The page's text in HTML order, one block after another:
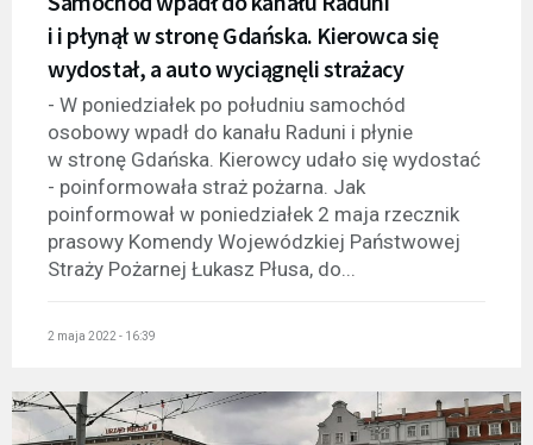
i i płynął w stronę Gdańska. Kierowca się
wydostał, a auto wyciągnęli strażacy
- W poniedziałek po południu samochód
osobowy wpadł do kanału Raduni i płynie
w stronę Gdańska. Kierowcy udało się wydostać
- poinformowała straż pożarna. Jak
poinformował w poniedziałek 2 maja rzecznik
prasowy Komendy Wojewódzkiej Państwowej
Straży Pożarnej Łukasz Płusa, do...
2 maja 2022 - 16:39